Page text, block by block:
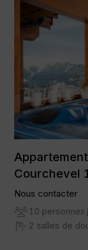
Courchevel
Nous contacter
10 personnes
2 salles de